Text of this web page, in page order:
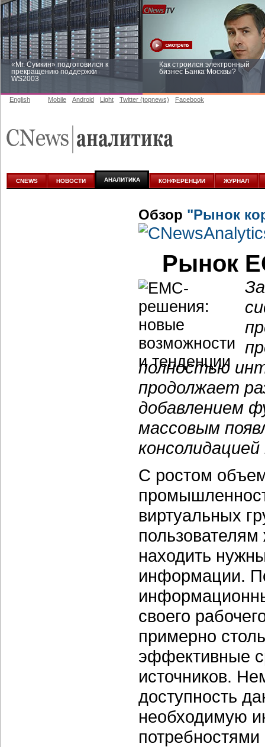
«Mr. Сумкин» подготовился к
прекращению поддержки
WS2003
Как строился электронный
бизнес Банка Москвы?
аналитике
English Mobile Android Light Twitter (topnews) Facebook
CNEWS НОВОСТИ АНАЛИТИКА КОНФЕРЕНЦИИ ЖУРНАЛ
Обзор "Рынок
Рынок
полностью
продолжает
добавлением
массовым
С ростом
виртуальных
находить
информации.
своего
примерно
эффективные
источников.
доступность
необходимую